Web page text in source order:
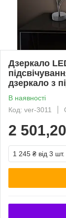
Дзеркало
дзеркало з
В наявності
Код: ver-3011
2 501,20
1 245 ₴ від 3 шт.